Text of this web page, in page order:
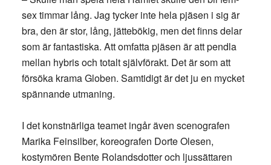
sex timmar lång. Jag tycker inte hela pjäsen i sig är
bra, den är stor, lång, jättebökig, men det finns delar
som är fantastiska. Att omfatta pjäsen är att pendla
mellan hybris och totalt självförakt. Det är som att
försöka krama Globen. Samtidigt är det ju en mycket
spännande utmaning.
I det konstnärliga teamet ingår även scenografen
Marika Feinsilber, koreografen Dorte Olesen,
kostymören Bente Rolandsdotter och ljussättaren